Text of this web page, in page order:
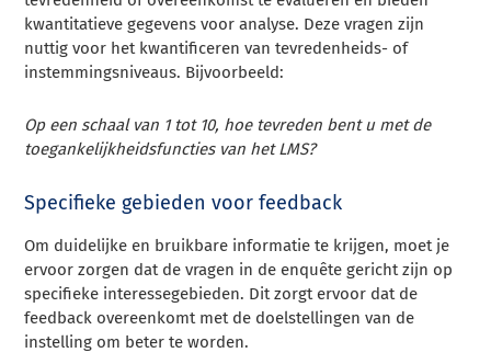
kwantitatieve gegevens voor analyse. Deze vragen zijn
nuttig voor het kwantificeren van tevredenheids- of
instemmingsniveaus. Bijvoorbeeld:
Op een schaal van 1 tot 10, hoe tevreden bent u met de
toegankelijkheidsfuncties van het LMS?
Specifieke gebieden voor feedback
Om duidelijke en bruikbare informatie te krijgen, moet je
ervoor zorgen dat de vragen in de enquête gericht zijn op
specifieke interessegebieden. Dit zorgt ervoor dat de
feedback overeenkomt met de doelstellingen van de
instelling om beter te worden.